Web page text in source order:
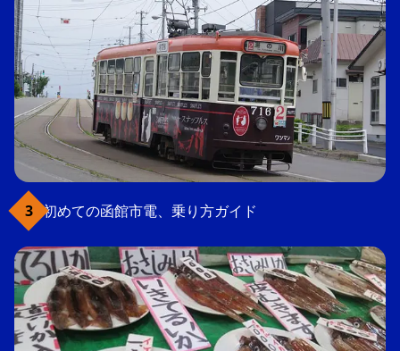
初めての函館市電、乗り方ガイド